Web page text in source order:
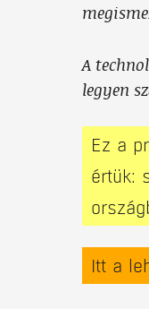
A
legyen
Ez a
értük:
Itt a